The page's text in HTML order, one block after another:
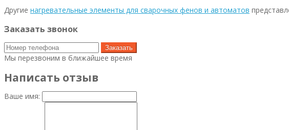
Другие нагревательные элементы для сварочных фенов и автоматов
Заказать звонок
Заказать
Мы перезвоним в ближайшее время
Написать отзыв
Ваше имя: